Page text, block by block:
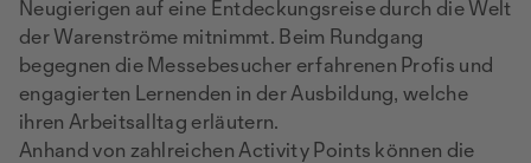
Neugierigen auf eine Entdeckungsreise durch die Welt
der Warenströme mitnimmt. Beim Rundgang
begegnen die Messebesucher erfahrenen Profis und
engagierten Lernenden in der Ausbildung, welche
ihren Arbeitsalltag erläutern.
Anhand von zahlreichen Activity Points können die